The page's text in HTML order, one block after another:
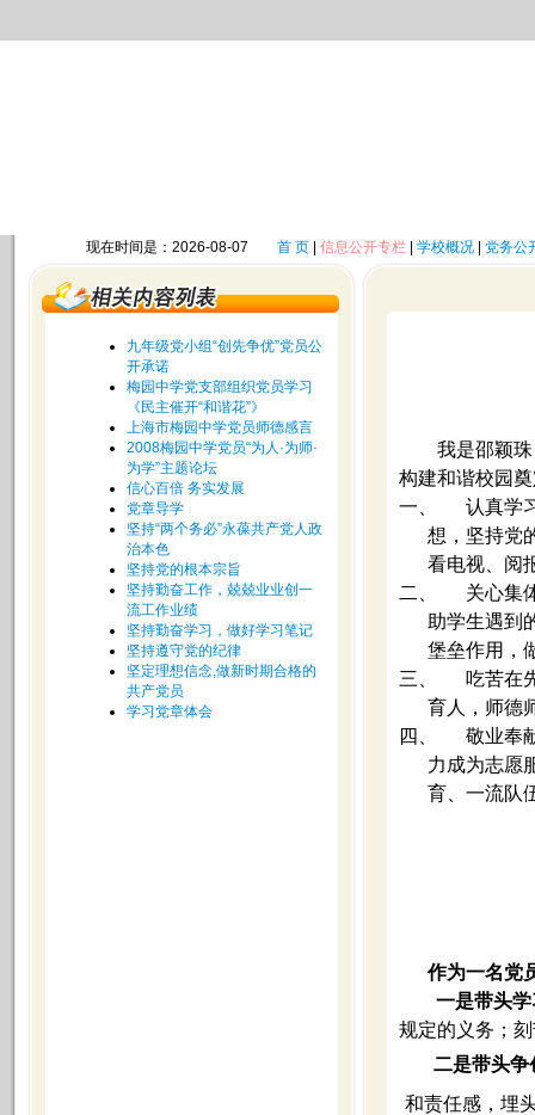
现在时间是：2026-08-07 首 页| 信息公开专栏| 学校概况| 党务公
九年级党小组“创先争优”党员公
开承诺
梅园中学党支部组织党员学习
《民主催开“和谐花”》
上海市梅园中学党员师德感言
2008梅园中学党员“为人·为师·
为学”主题论坛
信心百倍 务实发展
党章导学
坚持“两个务必”永葆共产党人政
治本色
坚持党的根本宗旨
坚持勤奋工作，兢兢业业创一
流工作业绩
坚持勤奋学习，做好学习笔记
坚持遵守党的纪律
坚定理想信念,做新时期合格的
共产党员
学习党章体会
我是邵颖
构建和谐校园
一、
认真学
想，坚持党
看电视、阅
二、
关心集
助学生遇到
堡垒作用，
三、
吃苦在
育人，师德
四、
敬业奉
力成为志愿
育、一流队
作为一名党
一是带头
规定的义务；
二是带头争
和责任感，埋